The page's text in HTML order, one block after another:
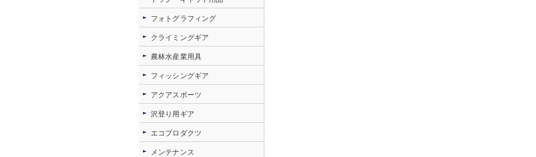
フォトグラフィング
クライミングギア
農林水産業用具
フィッシングギア
アクアスポーツ
沢登り用ギア
エコプロダクツ
メンテナンス